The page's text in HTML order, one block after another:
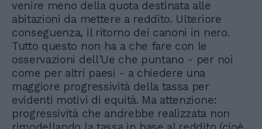
venire meno della quota destinata alle
abitazioni da mettere a reddito. Ulteriore
conseguenza, il ritorno dei canoni in nero.
Tutto questo non ha a che fare con le
osservazioni dell'Ue che puntano - per noi
come per altri paesi - a chiedere una
maggiore progressività della tassa per
evidenti motivi di equità. Ma attenzione:
progressività che andrebbe realizzata non